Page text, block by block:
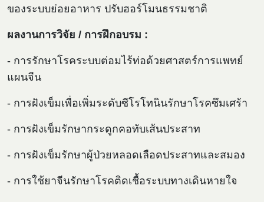
ของระบบย่อยอาหาร ปรับฮอร์โมนธรรมชาติ
ผลงานการวิจัย / การฝึกอบรม :
- การรักษาโรคระบบต่อมไร้ท่อด้วยศาสตร์การแพทย์
แผนจีน
- การฝังเข็มเพื่อเพิ่มระดับซีโรโทนินรักษาโรคซึมเศร้า
- การฝังเข็มรักษากระดูกคอทับเส้นประสาท
- การฝังเข็มรักษาผู้ป่วยหลอดเลือดประสาทและสมอง
- การใช้ยาจีนรักษาโรคติดเชื้อระบบทางเดินหายใจ